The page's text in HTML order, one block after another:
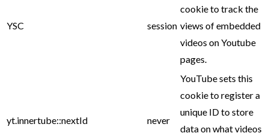
YSC session
cookie to track the
views of embedded
videos on Youtube
pages.
yt.innertube::nextId never
YouTube sets this
cookie to register a
unique ID to store
data on what videos